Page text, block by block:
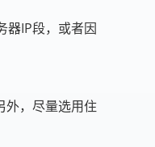
器IP段，或者因
外，尽量选用住